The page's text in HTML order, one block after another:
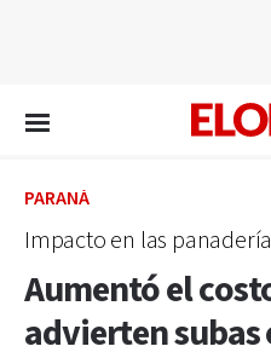
PARANÁ
Impacto en las
Aumentó el
advierten subas